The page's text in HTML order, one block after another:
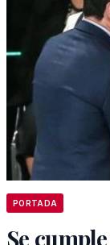
PORTADA
Se